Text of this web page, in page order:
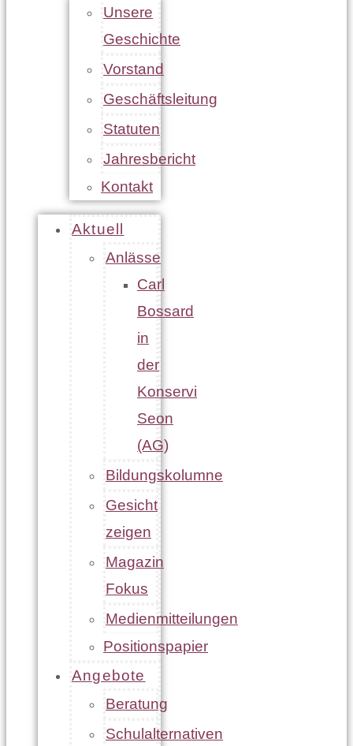
Unsere
Geschichte
Vorstand
Geschäftsleitung
Statuten
Jahresbericht
Kontakt
Aktuell
Anlässe
Carl
Bossard
in
der
Konservi
Seon
(AG)
Bildungskolumne
Gesicht
zeigen
Magazin
Fokus
Medienmitteilungen
Positionspapier
Angebote
Beratung
Schulalternativen